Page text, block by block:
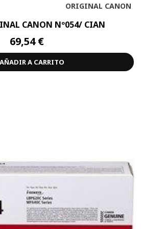
ORIGINAL CANON
CANON Nº054/ CIAN
69,54 €
AÑADIR A CARRITO